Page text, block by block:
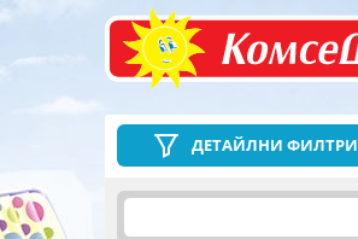
ДЕТАЙЛНИ ФИЛТРИ